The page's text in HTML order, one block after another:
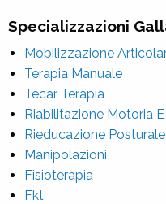
Specializzazioni
Mobilizzazione
Terapia Manuale
Tecar Terapia
Riabilitazione Motoria
Rieducazione Posturale
Manipolazioni
Fisioterapia
Fkt